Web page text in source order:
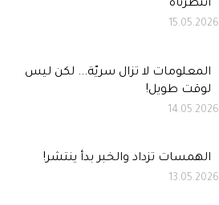
انتظرناه
15.05.2026
المعلومات لا تزال سريّة... لكن ليس
لوقت طويل!
14.05.2026
الهمسات تزداد والخبر بدأ ينتشر!
13.05.2026